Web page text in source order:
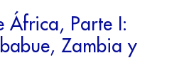
África, Parte I:
Zambia y